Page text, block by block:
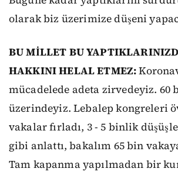
olarak biz üzerimize düşeni
BU MİLLET BU
HAKKINI HELAL ETMEZ:
mücadelede adeta zirvedeyiz. 60
üzerindeyiz. Lebalep kongreleri
vakalar fırladı, 3 - 5 binlik
gibi anlattı, bakalım 65 bin
Tam kapanma yapılmadan bir